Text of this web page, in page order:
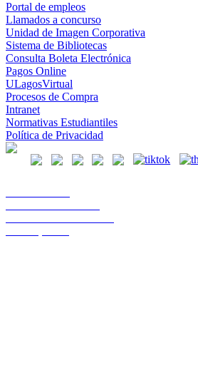
Portal de empleos
Llamados a concurso
Unidad de Imagen Corporativa
Sistema de Bibliotecas
Consulta Boleta Electrónica
Pagos Online
ULagosVirtual
Procesos de Compra
Intranet
Normativas Estudiantiles
Política de Privacidad